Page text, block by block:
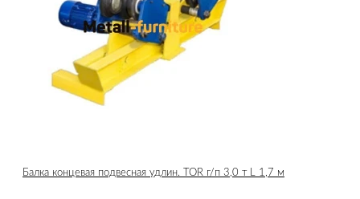
Балка концевая подвесная удлин. TOR г/п 3,0 т L 1,7 м